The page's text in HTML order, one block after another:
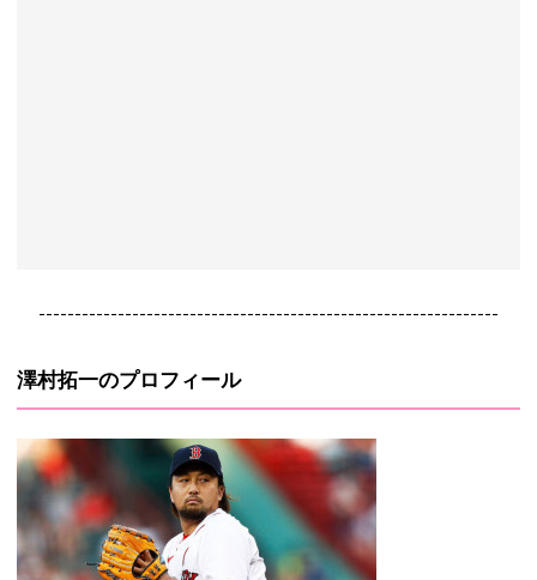
----------------------------------------------------------------
澤村拓一のプロフィール